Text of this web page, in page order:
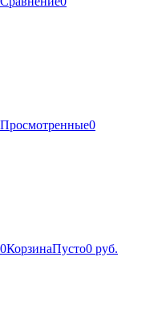
Просмотренные0
0КорзинаПусто0 руб.